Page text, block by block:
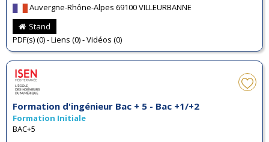
Auvergne-Rhône-Alpes 69100 VILLEURBANNE
Stand
PDF(s) (0) - Liens (0) - Vidéos (0)
Formation d'ingénieur Bac + 5 - Bac +1/+2
Formation Initiale
BAC+5